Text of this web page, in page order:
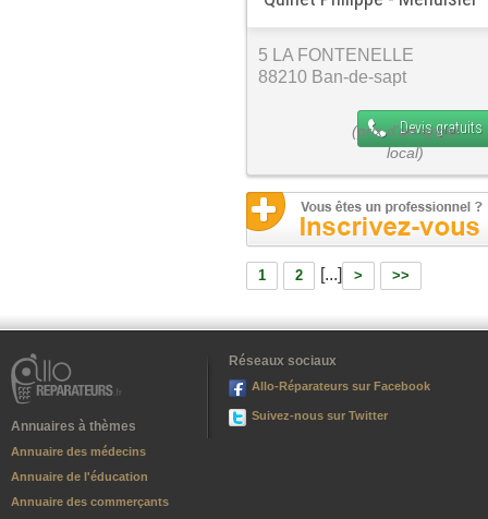
5 LA FONTENELLE
88210 Ban-de-sapt
Devis gratuits
1 2 [...] > >>
Annuaires à thèmes
Annuaire des médecins
Annuaire de l'éducation
Annuaire des commerçants
Réseaux sociaux
Allo-Réparateurs sur Facebook
Suivez-nous sur Twitter